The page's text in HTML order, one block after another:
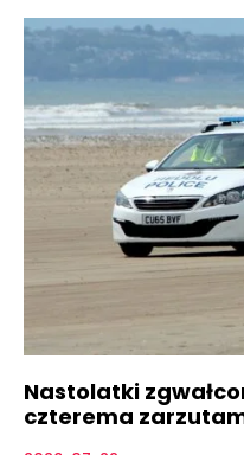
Nastolatki
czterema